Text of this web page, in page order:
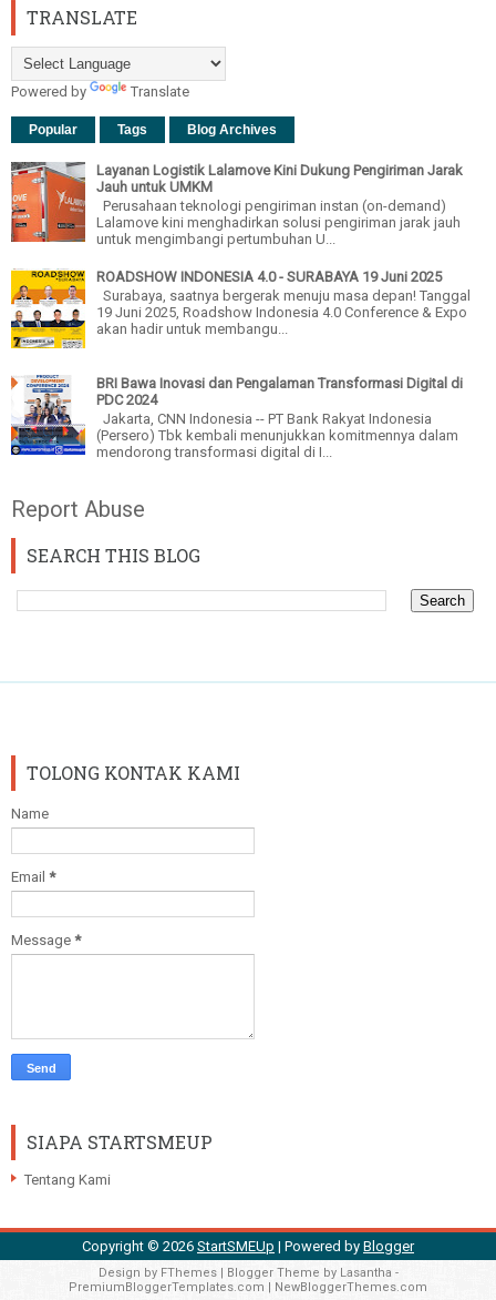
TRANSLATE
Powered by Translate
Popular Tags Blog Archives
Layanan Logistik Lalamove Kini Dukung Pengiriman Jarak
Jauh untuk UMKM
Perusahaan teknologi pengiriman instan (on-demand)
Lalamove kini menghadirkan solusi pengiriman jarak jauh
untuk mengimbangi pertumbuhan U...
ROADSHOW INDONESIA 4.0 - SURABAYA 19 Juni 2025
Surabaya, saatnya bergerak menuju masa depan! Tanggal
19 Juni 2025, Roadshow Indonesia 4.0 Conference & Expo
akan hadir untuk membangu...
BRI Bawa Inovasi dan Pengalaman Transformasi Digital di
PDC 2024
Jakarta, CNN Indonesia -- PT Bank Rakyat Indonesia
(Persero) Tbk kembali menunjukkan komitmennya dalam
mendorong transformasi digital di I...
Report Abuse
SEARCH THIS BLOG
TOLONG KONTAK KAMI
Name
Email *
Message *
SIAPA STARTSMEUP
Tentang Kami
Copyright © 2026 StartSMEUp | Powered by Blogger
Design by FThemes| Blogger Theme by Lasantha -
PremiumBloggerTemplates.com | NewBloggerThemes.com